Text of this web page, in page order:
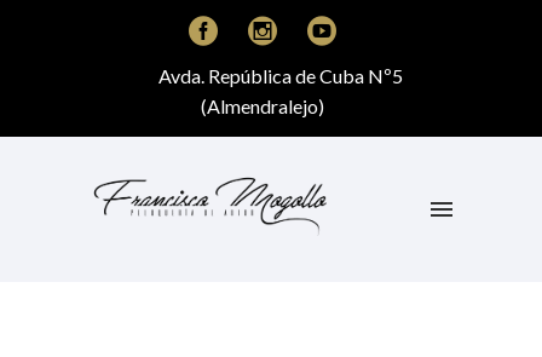
Avda. República de Cuba Nº5
(Almendralejo)